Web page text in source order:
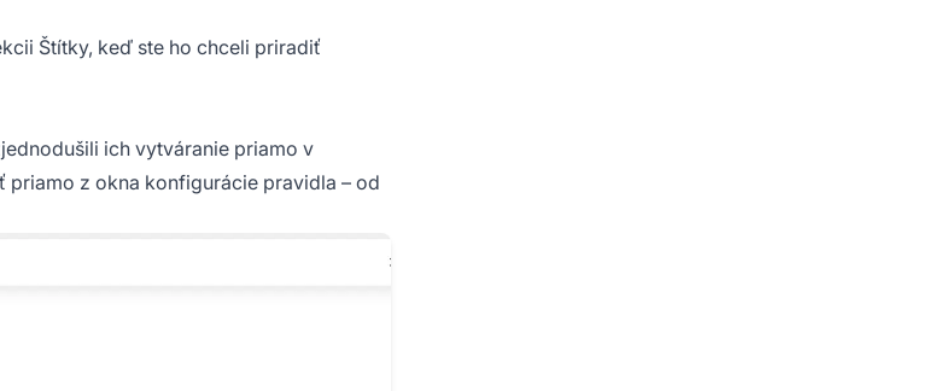
Štítky, keď ste ho chceli priradiť
ich vytváranie priamo v
z okna konfigurácie pravidla – od